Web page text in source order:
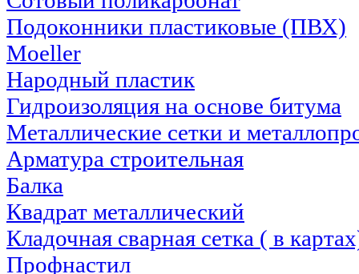
Подоконники пластиковые (ПВХ)
Moeller
Народный пластик
Гидроизоляция на основе битума
Металлические сетки и
Арматура строительная
Балка
Квадрат металлический
Кладочная сварная сетка ( в
Профнастил